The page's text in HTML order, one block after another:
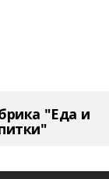
"Еда и